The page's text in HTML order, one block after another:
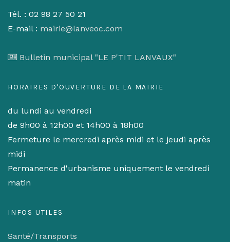
Tél. : 02 98 27 50 21
E-mail : mairie@lanveoc.com
Bulletin municipal "LE P'TIT LANVAUX"
HORAIRES D'OUVERTURE DE LA MAIRIE
du lundi au vendredi
de 9h00 à 12h00 et 14h00 à 18h00
Fermeture le mercredi après midi et le jeudi après
midi
Permanence d'urbanisme uniquement le vendredi
matin
INFOS UTILES
Santé/Transports